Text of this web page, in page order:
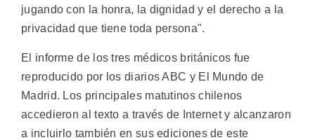
jugando con la honra, la dignidad y el derecho a la
privacidad que tiene toda persona".
El informe de los tres médicos británicos fue
reproducido por los diarios ABC y El Mundo de
Madrid. Los principales matutinos chilenos
accedieron al texto a través de Internet y alcanzaron
a incluirlo también en sus ediciones de este